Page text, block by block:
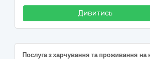
Дивитись